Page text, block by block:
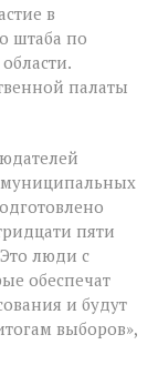
в
штаба по
палаты
муниципальных
пяти
люди с
обеспечат
и будут
выборов»,